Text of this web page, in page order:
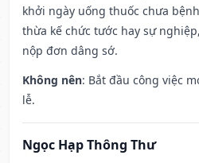
khởi ngày uống thuốc chưa
thừa kế chức tước hay sự
nộp đơn dâng sớ.
Không nên: Bắt đầu công việc
lễ.
Ngọc Hạp Thông Thư